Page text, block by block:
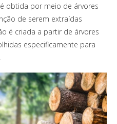
obtida por meio de árvores
de serem extraídas
é criada a partir de árvores
especificamente para